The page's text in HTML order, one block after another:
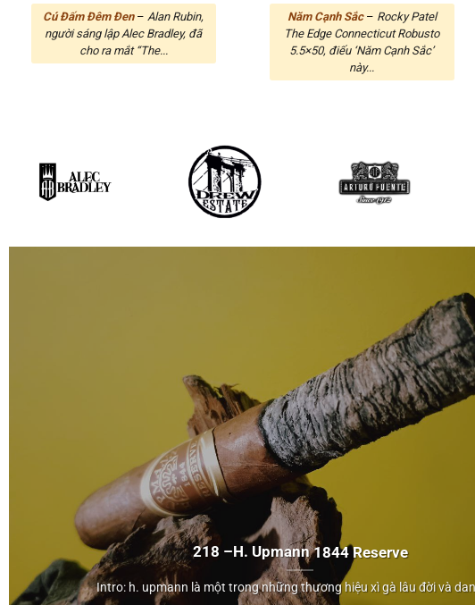
Cú Đấm Đêm Đen– Alan Rubin,
người sáng lập Alec Bradley, đã
cho ra mắt “The...
Năm Cạnh Sắc– Rocky Patel
The Edge Connecticut Robusto
5.5×50, điếu ‘Năm Cạnh Sắc’
này...
H. Upmann
218 – H. Upmann1844 Reserve
Intro: h. upmann là một trong những thương hiệu xì gà lâu đời và